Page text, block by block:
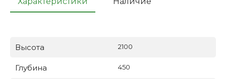
Высота 2100
Глубина 450